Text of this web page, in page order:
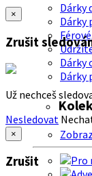
Dárky
Dárky
Dárky
Dárky
×
Zrušit
Už nechceš
Nesledovat
×
Zrušit